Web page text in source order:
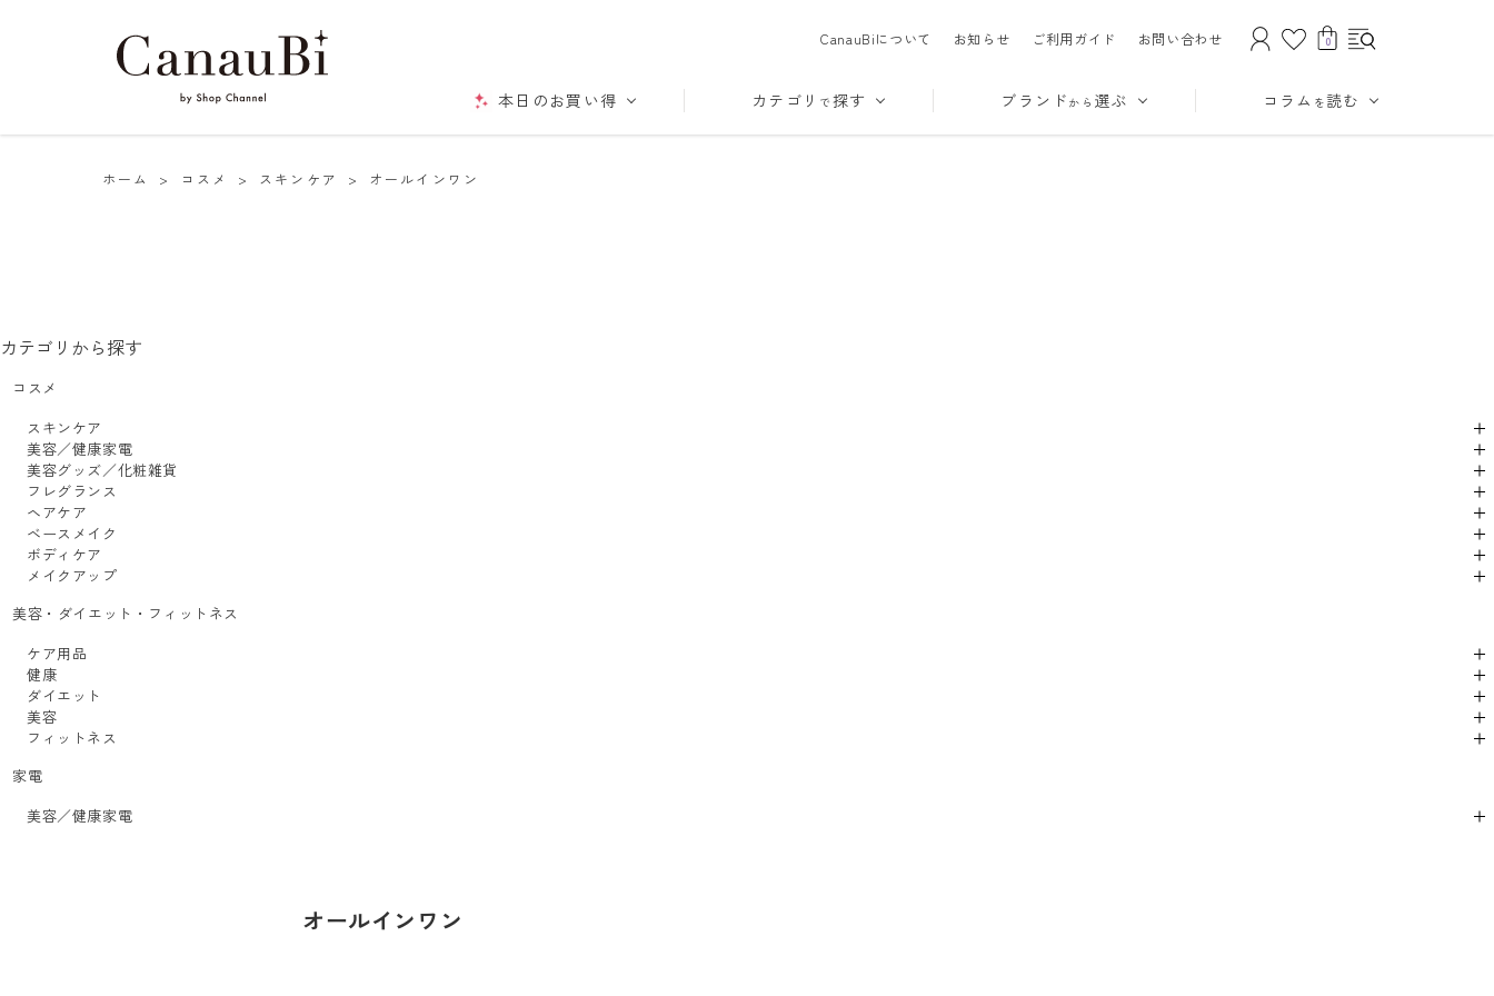
CanauBiについて お知らせ ご利用ガイド お問い合わせ 0
本日のお買い得 カテゴリ で探す ブランド から 選ぶ コラム を読む
ホーム > コスメ > スキンケア > オールインワン
カテゴリから探す
コスメ
スキンケア
美容／健康家電
美容グッズ／化粧雑貨
フレグランス
ヘアケア
ベースメイク
ボディケア
メイクアップ
美容・ダイエット・フィットネス
ケア用品
健康
ダイエット
美容
フィットネス
家電
美容／健康家電
オールインワン